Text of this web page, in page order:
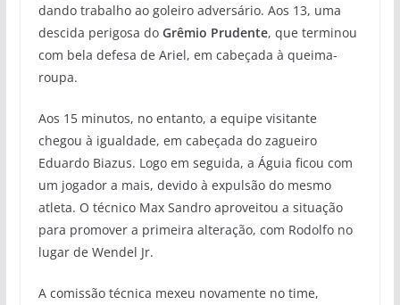
dando trabalho ao goleiro adversário. Aos 13, uma
descida perigosa do Grêmio Prudente, que terminou
com bela defesa de Ariel, em cabeçada à queima-
roupa.
Aos 15 minutos, no entanto, a equipe visitante
chegou à igualdade, em cabeçada do zagueiro
Eduardo Biazus. Logo em seguida, a Águia ficou com
um jogador a mais, devido à expulsão do mesmo
atleta. O técnico Max Sandro aproveitou a situação
para promover a primeira alteração, com Rodolfo no
lugar de Wendel Jr.
A comissão técnica mexeu novamente no time,